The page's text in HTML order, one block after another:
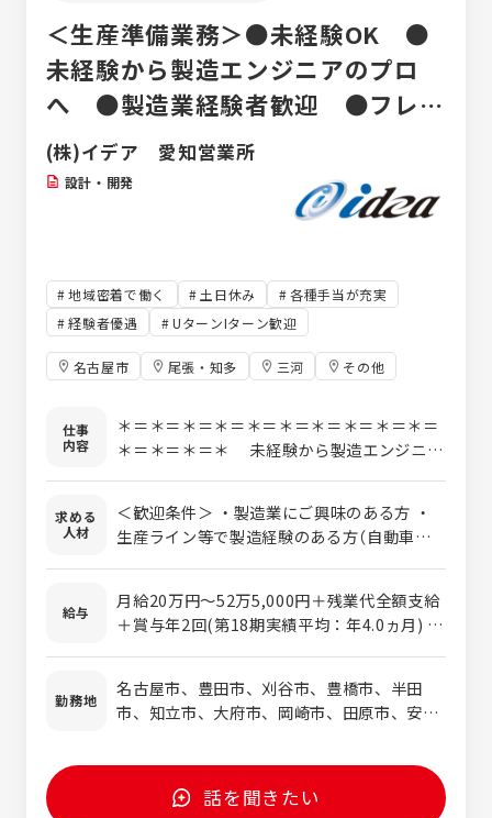
ムのDB構築／運用 【その他】 ◎ヘルプデスク
◎ユーザー問合せ・障害対応 ◎アプリケーシ
ョンの評価・デバッグ ◎キッティング
＜生産準備業務＞●未経験OK ●
未経験から製造エンジニアのプロ
へ ●製造業経験者歓迎 ●フレッ
クス ●年間休日120日以上 ●マ
イカー通勤可
(株)イデア 愛知営業所
設計・開発
地域密着で働く 土日休み
各種手当が充実
経験者優遇
UターンIターン歓迎
名古屋市 尾張・知多 三河 その他
仕事
内容
＊＝＊＝＊＝＊＝＊＝＊＝＊＝＊＝＊＝＊＝
＊＝＊＝＊＝＊ 未経験から製造エンジニア
＊＝＊＝＊＝＊＝＊＝＊＝＊＝＊＝＊＝＊＝
＊＝＊＝＊ ◆生産準備とは？ 本生産に向
けて正確に効率よくラインが稼働できるよう
に、ベストな生産方法を設計します。 【特別
なスキル・経験は必要ありません！！】 当社
で活躍中のエンジニアも、未経験から入社し
関係の製造、携帯電話や食品の販売、郵便局
員などさまざまです。 プロジェクト先での
ます。
求める
人材
＜歓迎条件＞ ・製造業にご興味のある方 ・
生産ライン等で製造経験のある方（自動車関
OK！ ・これまでの経験を活かし『フィールド
エンジニア』としてスキルアップを目指した
い方 ■下記いずれかの経験・スキルをお持ち
の方は大歓迎！ ◎理工・情報系の学校（高
校・高専・大学）を卒業された方 ◎自動車や
給与
月給20万円～52万5,000円＋残業代全額支給
＋賞与年2回(第18期実績平均：年4.0ヵ月) ※
生、給与に変わりはありません) 《実際の給与
例》 ■年収410万円／20代 ※月給、各種手
給、各種手当、賞与含む ■年収657万円／40
代 ※月給、各種手当、賞与含む ■年収760
勤務地
名古屋市、豊田市、刈谷市、豊橋市、半田
市、知立市、大府市、岡崎市、田原市、安城
話を聞きたい